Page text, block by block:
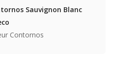
Sauvignon Blanc
Contornos